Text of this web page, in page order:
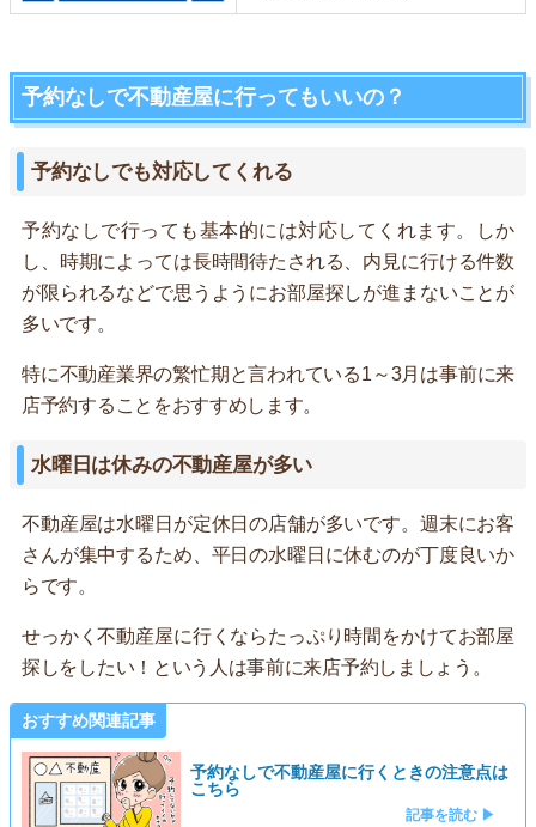
予約なしで不動産屋に行ってもいいの？
予約なしでも対応してくれる
予約なしで行っても基本的には対応してくれます。しか
し、時期によっては長時間待たされる、内見に行ける件数
が限られるなどで思うようにお部屋探しが進まないことが
多いです。
特に不動産業界の繁忙期と言われている1～3月は事前に来
店予約することをおすすめします。
水曜日は休みの不動産屋が多い
不動産屋は水曜日が定休日の店舗が多いです。週末にお客
さんが集中するため、平日の水曜日に休むのが丁度良いか
らです。
せっかく不動産屋に行くならたっぷり時間をかけてお部屋
探しをしたい！という人は事前に来店予約しましょう。
おすすめ関連記事
予約なしで不動産屋に行くときの注意点は
こちら
記事を読む ▶